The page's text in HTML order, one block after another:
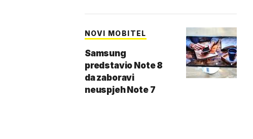
NOVI MOBITEL
Samsung
predstavio Note 8
da zaboravi
neuspjeh Note 7